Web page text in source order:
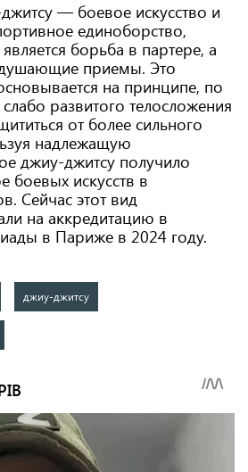
— боевое искусство и
единоборство,
борьба в партере, а
приемы. Это
на принципе, по
развитого телосложения
от более сильного
надлежащую
джиу-джитсу получило
боевых искусств в
Сейчас этот вид
на аккредитацию в
в Париже в 2024 году.
джиу-джитсу